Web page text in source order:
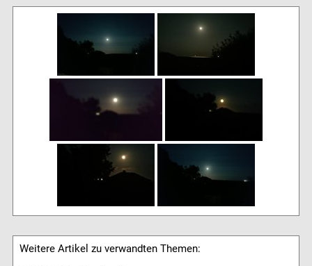
Weitere Artikel zu verwandten Themen: